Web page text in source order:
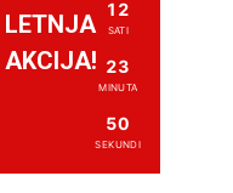
LETNJA
AKCIJA!
12
SATI
23
MINUTA
50
SEKUNDI